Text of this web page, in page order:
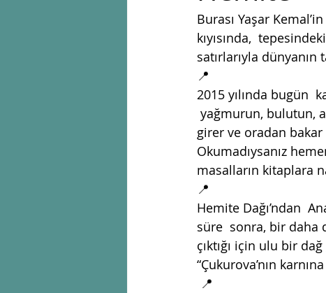
Burası Yaşar
kıyısında,
satırlarıyla dünyanın
📍
2015 yılında bugün
yağmurun, bulutun,
girer ve oradan
Okumadıysanız
masalların kitaplara
📍
Hemite Dağı’ndan
süre  sonra, bir daha
çıktığı için ulu bir
“Çukurova’nın
📍